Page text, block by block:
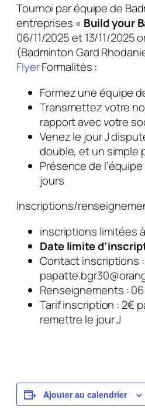
Tournoi par équipe de
entreprises « Build your
06/11/2025 et 13/11/2025
(Badminton Gard
FlyerFormalités :
Formez une équipe
Transmettez votre
rapport avec votre
Venez le jour J
double, et un simple
Présence de
jours
Inscriptions/
inscriptions limitées
Date limite
Contact inscriptions :
Renseignements :
Tarif inscription : 2€
remettre le jour J
Ajouter au calendrier